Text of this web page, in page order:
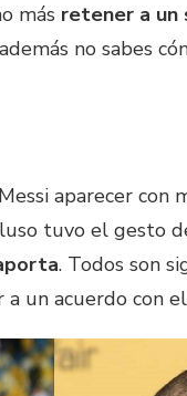
más retener a un
no sabes
aparecer con
tuvo el gesto
. Todos son
un acuerdo con